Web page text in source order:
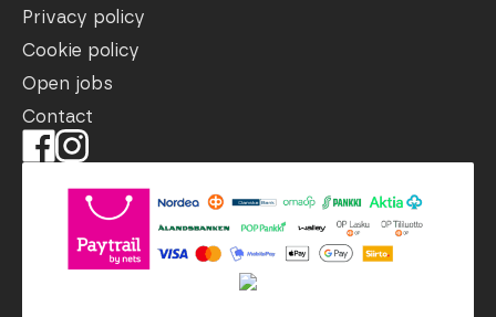
Privacy policy
Cookie policy
Open jobs
Contact